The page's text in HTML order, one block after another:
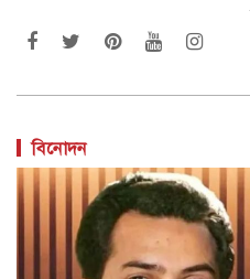
বিনোদন